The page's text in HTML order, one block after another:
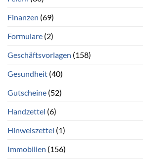
Finanzen (69)
Formulare (2)
Geschäftsvorlagen (158)
Gesundheit (40)
Gutscheine (52)
Handzettel (6)
Hinweiszettel (1)
Immobilien (156)